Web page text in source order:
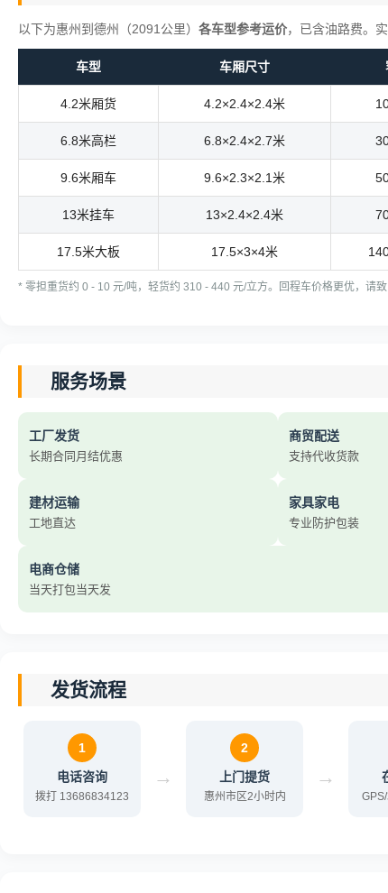
以下为惠州到德州（2091公里） 各车型参考运价，已含油路费。
车型 车厢尺寸
4.2米厢货 4.2×2.4×2.4米
6.8米高栏 6.8×2.4×2.7米
9.6米厢车 9.6×2.3×2.1米
13米挂车 13×2.4×2.4米
17.5米大板 17.5×3×4米
* 零担重货约 0 - 10 元/吨，轻货约 310 - 440 元/立方。回程车价格更优，请致
服务场景
工厂发货
长期合同月结优惠
商贸配送
支持代收货款
建材运输
工地直达
家具家电
专业防护包装
电商仓储
当天打包当天发
发货流程
1
电话咨询
拨打 13686834123
→
2
上门提货
惠州市区2小时内
→